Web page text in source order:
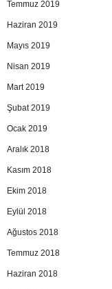
Temmuz 2019
Haziran 2019
Mayıs 2019
Nisan 2019
Mart 2019
Şubat 2019
Ocak 2019
Aralık 2018
Kasım 2018
Ekim 2018
Eylül 2018
Ağustos 2018
Temmuz 2018
Haziran 2018